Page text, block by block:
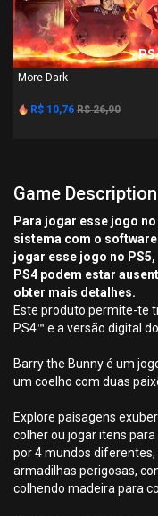
More Dark
R$ 10,76 R$ 26,90
Game
Para jogar esse jogo
sistema com o
jogar esse jogo no
PS4 podem estar
obter mais detalhes.
Este produto permite-te
PS4™ e a versão digital
Barry the Bunny é um
um coelho com duas
Explore paisagens
colher ou jogar itens
por 4 mundos
armadilhas perigosas,
colhendo madeira para